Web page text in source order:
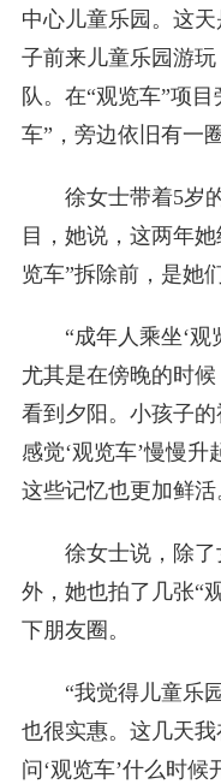
中心儿童乐园。这
子前来儿童乐园游
队。在“观览车”项
车”，旁边依旧有一
徐女士带着5岁
目，她说，这两年
览车”拆除前，是她
“成年人乘坐‘观
尤其是在傍晚的时
看到夕阳。小孩子
感觉‘观览车’慢慢升
这些记忆也更加鲜活
徐女士说，除
外，她也拍了几张“
下朋友圈。
“我觉得儿童乐
也很实惠。这几天
问‘观览车’什么时